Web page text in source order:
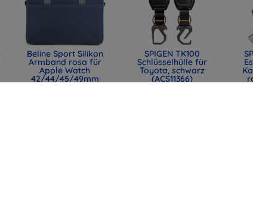
Beline Sport Silikon
Armband rosa für
Apple Watch
42/44/45/49mm
SPIGEN TK100
Schlüsselhülle für
Toyota, schwarz
(ACS11366)